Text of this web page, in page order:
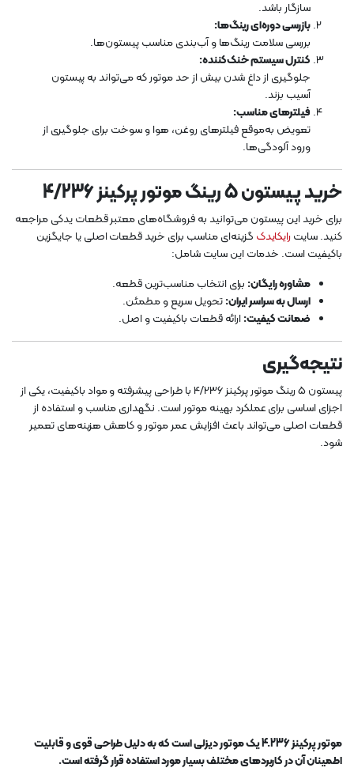
سازگار باشد.
بازرسی دوره‌ای رینگ‌ها:
بررسی سلامت رینگ‌ها و آب‌بندی مناسب پیستون‌ها.
کنترل سیستم خنک‌کننده:
جلوگیری از داغ شدن بیش از حد موتور که می‌تواند به پیستون
آسیب بزند.
فیلترهای مناسب:
تعویض به‌موقع فیلترهای روغن، هوا و سوخت برای جلوگیری از
ورود آلودگی‌ها.
خرید پیستون 5 رینگ موتور پرکینز 4/236
برای خرید این پیستون می‌توانید به فروشگاه‌های معتبر قطعات یدکی مراجعه
کنید. سایترایکایدک گزینه‌ای مناسب برای خرید قطعات اصلی یا جایگزین
باکیفیت است. خدمات این سایت شامل:
مشاوره رایگان: برای انتخاب مناسب‌ترین قطعه.
ارسال به سراسر ایران:تحویل سریع و مطمئن.
ضمانت کیفیت:ارائه قطعات باکیفیت و اصل.
نتیجه‌گیری
پیستون 5 رینگ موتور پرکینز 4/236 با طراحی پیشرفته و مواد باکیفیت، یکی از
اجزای اساسی برای عملکرد بهینه موتور است. نگهداری مناسب و استفاده از
قطعات اصلی می‌تواند باعث افزایش عمر موتور و کاهش هزینه‌های تعمیر
شود.
موتور پرکینز 4.236 یک موتور دیزلی است که به دلیل طراحی قوی و قابلیت
اطمینان آن در کاربردهای مختلف بسیار مورد استفاده قرار گرفته است.